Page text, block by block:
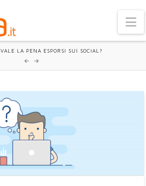
VALE LA PENA ESPORSI SUI SOCIAL?